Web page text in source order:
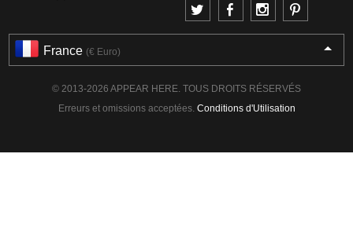
France (€ Euro)
© 2013-2026 APPEAR HERE. TOUS DROITS RÉSERVÉS
Erreurs et omissions acceptées. Conditions d'Utilisation